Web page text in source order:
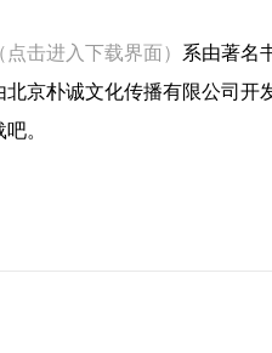
点击进入下载界面） 系由著名
京朴诚文化传播有限公司
。